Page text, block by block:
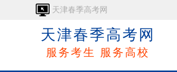
天津春季高考网
天津春季高考网
服务考生 服务高校